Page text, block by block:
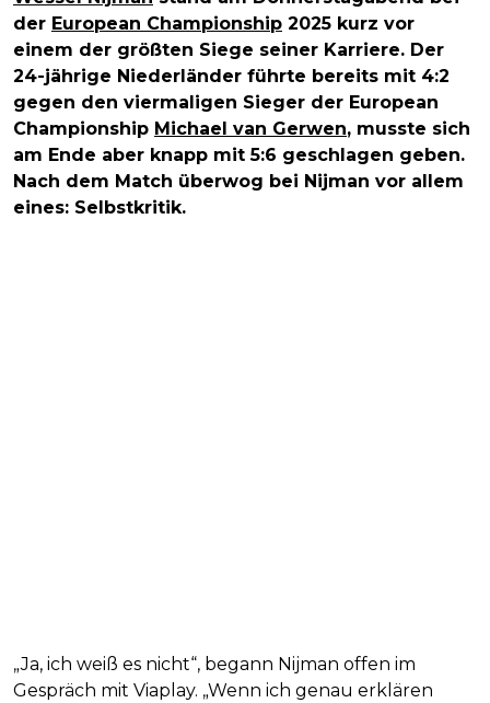
der European Championship 2025 kurz vor
einem der größten Siege seiner Karriere. Der
24-jährige Niederländer führte bereits mit 4:2
gegen den viermaligen Sieger der European
Championship Michael van Gerwen, musste sich
am Ende aber knapp mit 5:6 geschlagen geben.
Nach dem Match überwog bei Nijman vor allem
eines: Selbstkritik.
„Ja, ich weiß es nicht“, begann Nijman offen im
Gespräch mit Viaplay. „Wenn ich genau erklären